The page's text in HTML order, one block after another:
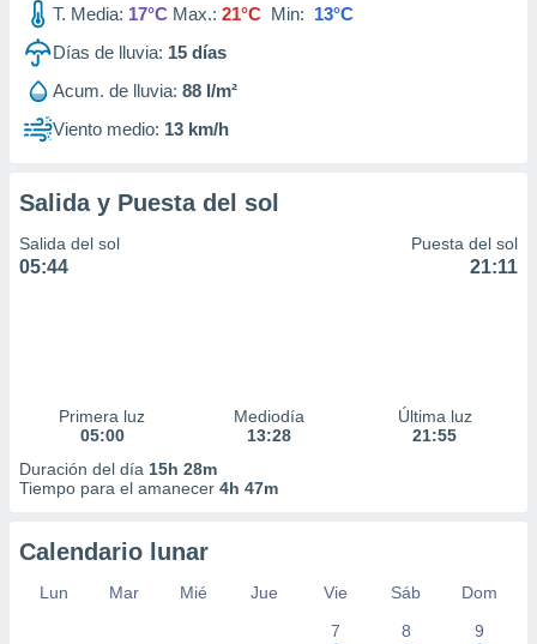
T. Media: 17°C Max.: 21°C Min: 13°C
Días de lluvia: 15 días
Acum. de lluvia: 88 l/m²
Viento medio: 13 km/h
Salida y Puesta del sol
Salida del sol
05:44
Puesta del sol
21:11
Primera luz
05:00
Mediodía
13:28
Última luz
21:55
Duración del día 15h 28m
Tiempo para el amanecer 4h 47m
Calendario lunar
Lun Mar Mié Jue Vie Sáb
Dom
7
8 9